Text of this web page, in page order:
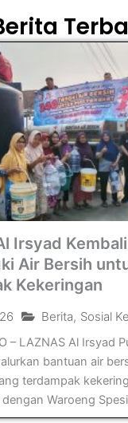
Irsyad
Air Bersih
Kekeringan
Berita, Sosial
– LAZNAS Al Irsyad
bantuan air
terdampak
Waroeng